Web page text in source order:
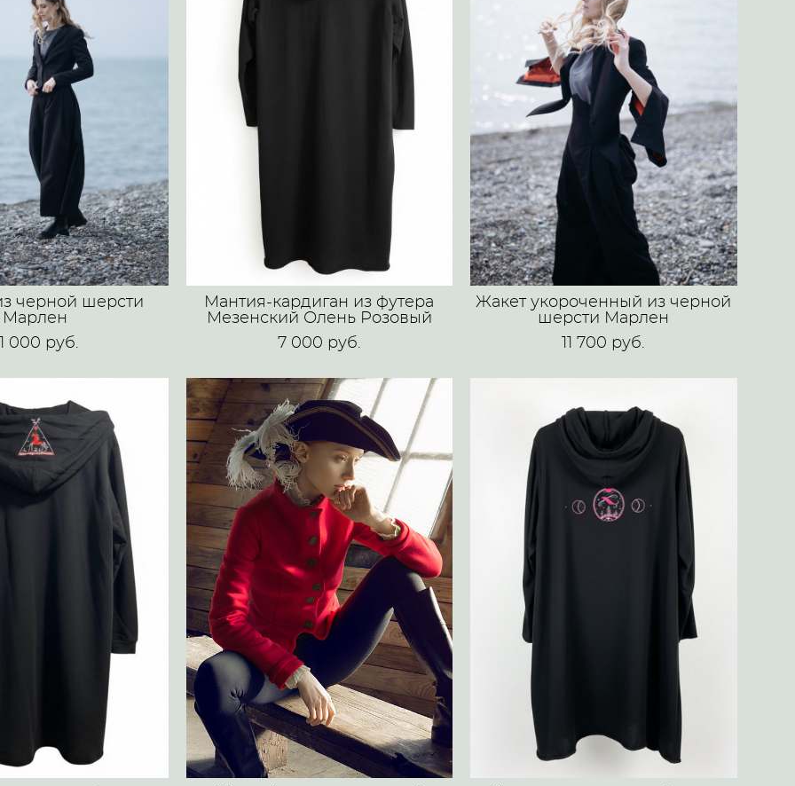
черной шерсти
Mарлен
000 pуб.
Мантия-кардиган из футера
Мезенский Олень Розовый
7 000 pуб.
Жакет укороченный из черной
шерсти Марлен
11 700 pуб.